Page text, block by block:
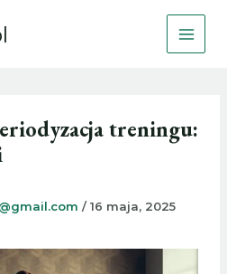
treningu:
/16 maja, 2025